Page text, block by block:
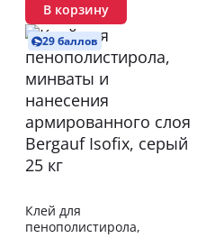
В корзину
29 баллов
Клей для
пенополистирола,